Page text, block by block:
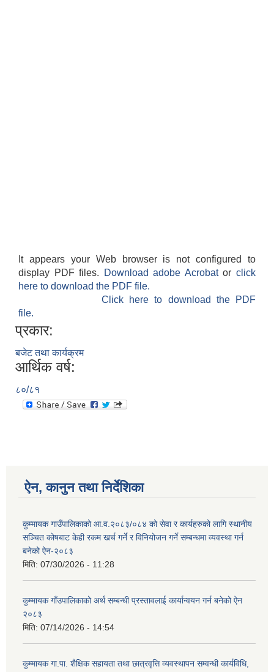
It appears your Web browser is not configured to
display PDF files.
Download adobe Acrobatorclick
here to download the PDF file.
Click here to download the PDF
file.
प्रकार:
बजेट तथा कार्यक्रम
आर्थिक वर्ष:
८०/८१
ऐन, कानुन तथा निर्देशिका
कुम्मायक गाउँपालिकाको आ.व.२०८३/०८४ को सेवा र कार्यहरुको लागि स्थानीय
सञ्चित कोषबाट केही रकम खर्च गर्ने र विनियोजन गर्ने सम्बन्धमा व्यवस्था गर्न
बनेको ऐन-२०८३
मिति: 07/30/2026 - 11:28
कुम्मायक गाँउपालिकाको अर्थ सम्बन्धी प्रस्तावलाई कार्यान्वयन गर्न बनेको ऐन
२०८३
मिति: 07/14/2026 - 14:54
कुम्मायक गा.पा. शैक्षिक सहायता तथा छात्रवृत्ति व्यवस्थापन सम्वन्धी कार्यविधि,